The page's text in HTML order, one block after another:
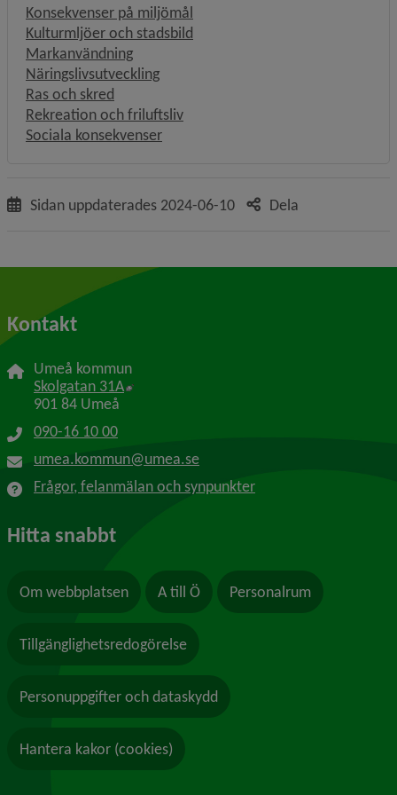
Konsekvenser på miljömål
Kulturmljöer och stadsbild
Markanvändning
Näringslivsutveckling
Ras och skred
Rekreation och friluftsliv
Sociala konsekvenser
Sidan uppdaterades 2024-06-10 Dela
Kontakt
Umeå kommun
Skolgatan 31A Länk till annan webbplats, öppnas i nytt
901 84 Umeå
090-16 10 00
umea.kommun@umea.se
Frågor, felanmälan och synpunkter
Hitta snabbt
Om webbplatsen A till Ö Personalrum
Tillgänglighetsredogörelse
Personuppgifter och dataskydd
Hantera kakor (cookies)